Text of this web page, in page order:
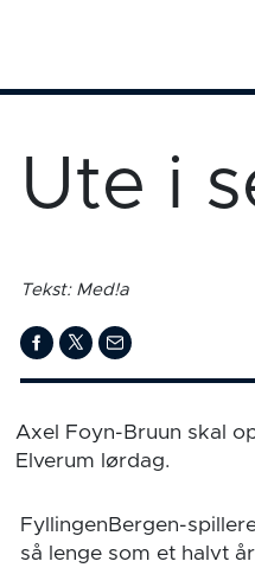
Ute i
Tekst: Med!a
Axel Foyn-Bruun skal
Elverum lørdag.
FyllingenBergen-
så lenge som et halvt